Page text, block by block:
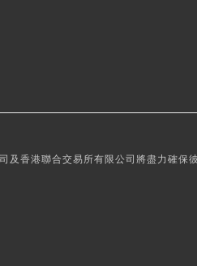
及香港聯合交易所有限公司將盡力確保